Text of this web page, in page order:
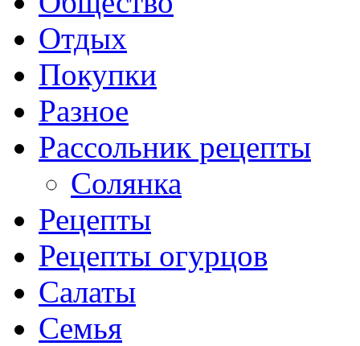
Отдых
Покупки
Разное
Рассольник рецепты
Солянка
Рецепты
Рецепты огурцов
Салаты
Семья